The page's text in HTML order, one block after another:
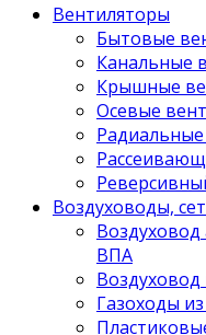
Вентиляторы
Бытовые
Канальные
Крышные
Осевые
Воздуховоды,
ВПА
Газоходы